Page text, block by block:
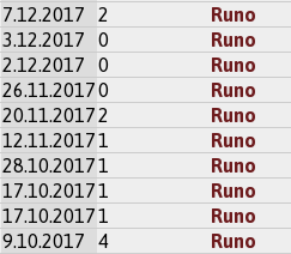
7.12.2017 2
Runo
3.12.2017 0
Runo
2.12.2017 0
Runo
26.11.20170
Runo
20.11.20172
Runo
12.11.20171
Runo
28.10.20171
Runo
17.10.20171
Runo
17.10.20171
Runo
9.10.2017 4
Runo